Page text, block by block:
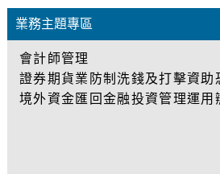
業務宣導廣告
業務主題專區
會計師管理
證券期貨業防制洗錢及打擊資助
境外資金匯回金融投資管理運用